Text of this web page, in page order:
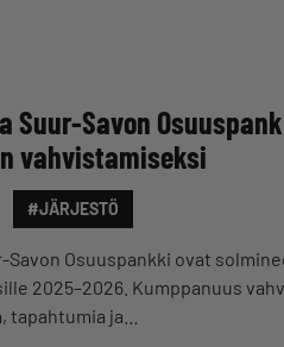
Suur-Savon
vahvistamiseksi
#JÄRJESTÖ
Savon Osuuspankki ovat
2025–2026. Kumppanuus
tapahtumia ja…